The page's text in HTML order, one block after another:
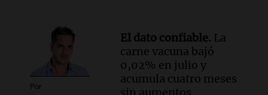
Por
El dato confiable. La
carne vacuna bajó
0,02% en julio y
acumula cuatro meses